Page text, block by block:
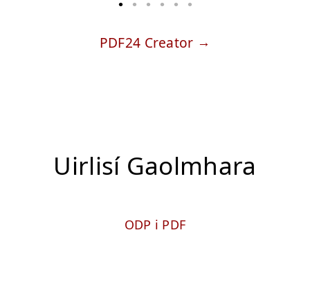
PDF24 Creator
Uirlisí Gaolmhara
ODP i PDF